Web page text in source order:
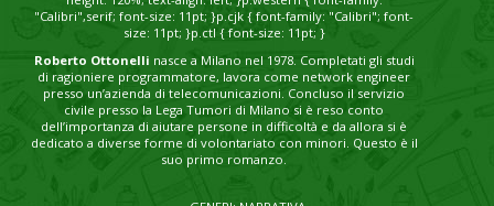
"Calibri",serif; font-size: 11pt; }p.cjk { font-family: "Calibri"; font-
size: 11pt; }p.ctl { font-size: 11pt; }
Roberto Ottonelli nasce a Milano nel 1978. Completati gli studi
di ragioniere programmatore, lavora come network engineer
presso un’azienda di telecomunicazioni. Concluso il servizio
civile presso la Lega Tumori di Milano si è reso conto
dell’importanza di aiutare persone in difficoltà e da allora si è
dedicato a diverse forme di volontariato con minori. Questo è il
suo primo romanzo.